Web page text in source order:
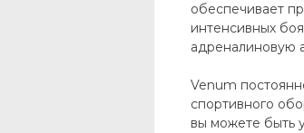
обеспечивает
интенсивных
адреналиновую
Venum
спортивного
вы можете быть